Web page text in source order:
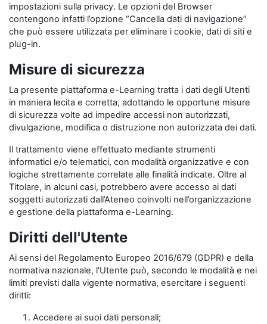
impostazioni sulla privacy. Le opzioni del Browser
contengono infatti l’opzione “Cancella dati di navigazione”
che può essere utilizzata per eliminare i cookie, dati di siti e
plug-in.
Misure di sicurezza
La presente piattaforma e-Learning tratta i dati degli Utenti
in maniera lecita e corretta, adottando le opportune misure
di sicurezza volte ad impedire accessi non autorizzati,
divulgazione, modifica o distruzione non autorizzata dei dati.
Il trattamento viene effettuato mediante strumenti
informatici e/o telematici, con modalità organizzative e con
logiche strettamente correlate alle finalità indicate. Oltre al
Titolare, in alcuni casi, potrebbero avere accesso ai dati
soggetti autorizzati dall’Ateneo coinvolti nell’organizzazione
e gestione della piattaforma e-Learning.
Diritti dell'Utente
Ai sensi del Regolamento Europeo 2016/679 (GDPR) e della
normativa nazionale, l'Utente può, secondo le modalità e nei
limiti previsti dalla vigente normativa, esercitare i seguenti
diritti:
Accedere ai suoi dati personali;